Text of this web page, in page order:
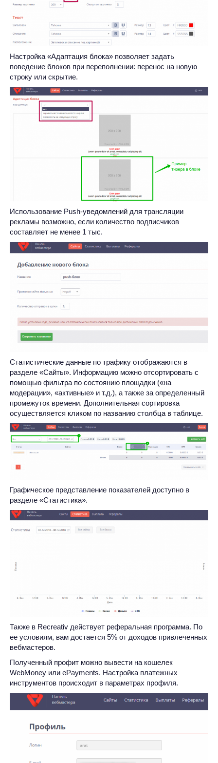
Настройка «Адаптация блока» позволяет задать
поведение блоков при переполнении: перенос на новую
строку или скрытие.
Использование Push-уведомлений для трансляции
рекламы возможно, если количество подписчиков
составляет не менее 1 тыс.
Статистические данные по трафику отображаются в
разделе «Сайты». Информацию можно отсортировать с
помощью фильтра по состоянию площадки («на
модерации», «активные» и т.д.), а также за определенный
промежуток времени. Дополнительная сортировка
осуществляется кликом по названию столбца в таблице.
Графическое представление показателей доступно в
разделе «Статистика».
Также в Recreativ действует реферальная программа. По
ее условиям, вам достается 5% от доходов привлеченных
вебмастеров.
Полученный профит можно вывести на кошелек
WebMoney или ePayments. Настройка платежных
инструментов происходит в параметрах профиля.